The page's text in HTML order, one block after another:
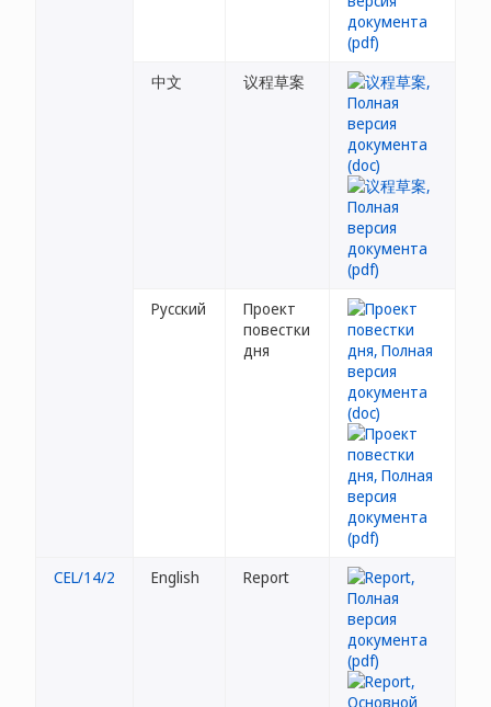
中文 议程草案
Русский
Проект
повестки
дня
CEL/14/2 English Report